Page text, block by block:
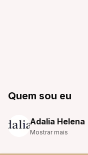
Quem sou eu
Adalia Helena
Mostrar mais